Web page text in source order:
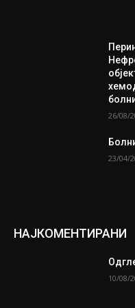
26/08/
23/04/
НАЈКОМЕНТИРАНИ
10/08/